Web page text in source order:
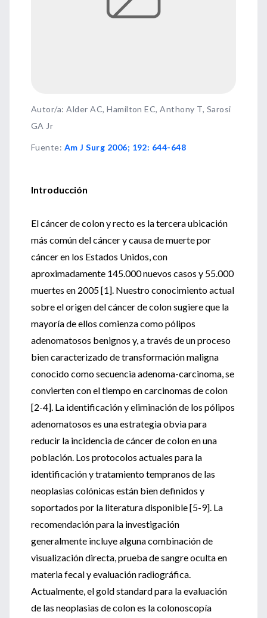
Autor/a: Alder AC, Hamilton EC, Anthony T, Sarosi
GA Jr
Fuente: Am J Surg 2006; 192: 644-648
Introducción
El cáncer de colon y recto es la tercera ubicación
más común del cáncer y causa de muerte por
cáncer en los Estados Unidos, con
aproximadamente 145.000 nuevos casos y 55.000
muertes en 2005 [1]. Nuestro conocimiento actual
sobre el origen del cáncer de colon sugiere que la
mayoría de ellos comienza como pólipos
adenomatosos benignos y, a través de un proceso
bien caracterizado de transformación maligna
conocido como secuencia adenoma-carcinoma, se
convierten con el tiempo en carcinomas de colon
[2-4]. La identificación y eliminación de los pólipos
adenomatosos es una estrategia obvia para
reducir la incidencia de cáncer de colon en una
población. Los protocolos actuales para la
identificación y tratamiento tempranos de las
neoplasias colónicas están bien definidos y
soportados por la literatura disponible [5-9]. La
recomendación para la investigación
generalmente incluye alguna combinación de
visualización directa, prueba de sangre oculta en
materia fecal y evaluación radiográfica.
Actualmente, el gold standard para la evaluación
de las neoplasias de colon es la colonoscopía